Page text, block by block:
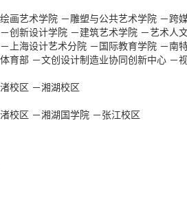
画艺术学院 －雕塑与公共艺术学院 －跨
－创新设计学院 －建筑艺术学院 －艺术人
－上海设计艺术分院 －国际教育学院 －南
育部 －文创设计制造业协同创新中心 －
校区 －湘湖校区
校区 －湘湖国学院 －张江校区